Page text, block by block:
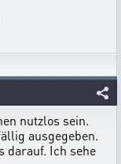
nutzlos sein.
ausgegeben.
darauf. Ich sehe